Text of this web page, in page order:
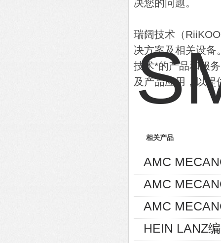
决您的问题。
瑞阔技术（
决方案及相关设备
技术*的产品和服
及产品应用，以提
相关产品
AMC
AMC
AMC
HEIN LANZ